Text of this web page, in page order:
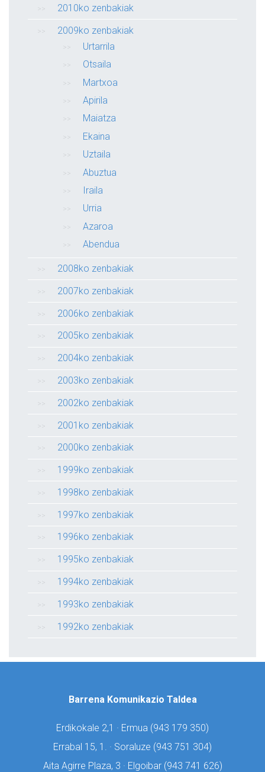
2010ko zenbakiak
2009ko zenbakiak
Urtarrila
Otsaila
Martxoa
Apirila
Maiatza
Ekaina
Uztaila
Abuztua
Iraila
Urria
Azaroa
Abendua
2008ko zenbakiak
2007ko zenbakiak
2006ko zenbakiak
2005ko zenbakiak
2004ko zenbakiak
2003ko zenbakiak
2002ko zenbakiak
2001ko zenbakiak
2000ko zenbakiak
1999ko zenbakiak
1998ko zenbakiak
1997ko zenbakiak
1996ko zenbakiak
1995ko zenbakiak
1994ko zenbakiak
1993ko zenbakiak
1992ko zenbakiak
Barrena Komunikazio Taldea
Erdikokale 2,1 · Ermua (943 179 350)
Errabal 15, 1. · Soraluze (943 751 304)
Aita Agirre Plaza, 3 · Elgoibar (943 741 626)